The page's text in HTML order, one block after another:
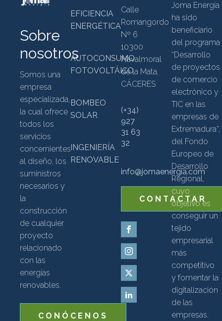
Sobre
nosotros
Somos una
empresa
especializada,
la cual ofrece
todos los
servicios
concernientes
al diseño, los
suministros
necesarios y
la
construcción
de cualquier
proyecto
relacionado
con las
energías
renovables.
CONÓCENOS
EFICIENCIA
ENERGÉTICA
AUTOCONSUMO
FOTOVOLTÁICO
BOMBEO
SOLAR
INGENIERÍA
RENOVABLE
Calle
Romangordo
Nº 6
10300
Navalmoral
de la Mata,
CÁCERES
(+34)
927
31 63
32
info@jomaenergia.com
CONTACTAR
Joma Energía
ha sido
beneficiario
del programa
“Desarrollo
de proyectos
de comercio
electrónico y
TIC en las
empresas de
Extremadura”,
del Fondo
Europeo de
Desarrollo
Regional,
cuyo
objetivo es
conseguir un
tejido
empresarial
más
competitivo
y fomentar la
digitalización
de las
empresas.